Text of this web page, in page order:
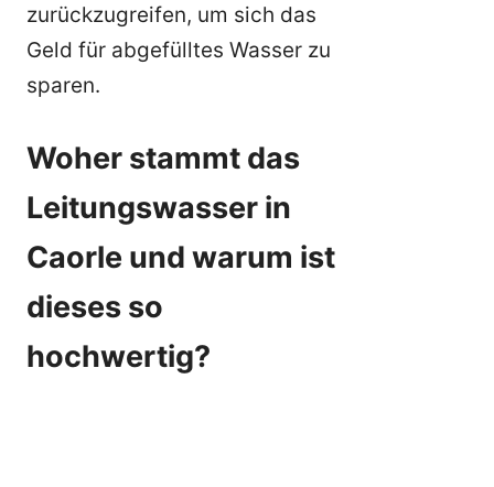
zurückzugreifen, um sich das
Geld für abgefülltes Wasser zu
sparen.
Woher stammt das
Leitungswasser in
Caorle und warum ist
dieses so
hochwertig?